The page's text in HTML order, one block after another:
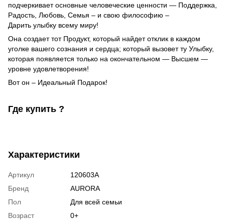
подчеркивает основные человеческие ценности — Поддержка,
Радость, Любовь, Семья – и свою философию –
Дарить улыбку всему миру!
Она создает тот Продукт, который найдет отклик в каждом
уголке вашего сознания и сердца; который вызовет ту Улыбку,
которая появляется только на окончательном — Высшем —
уровне удовлетворения!
Вот он – Идеальный Подарок!
Где купить ?
Характеристики
Артикул
120603A
Бренд
AURORA
Пол
Для всей семьи
Возраст
0+